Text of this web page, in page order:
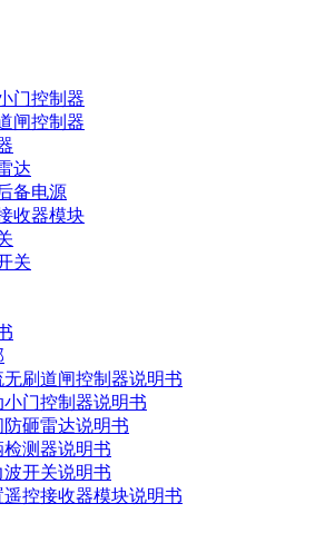
门控制器
闸控制器
达
备电源
收器模块
关
无刷道闸控制器说明书
小门控制器说明书
防砸雷达说明书
检测器说明书
波开关说明书
遥控接收器模块说明书